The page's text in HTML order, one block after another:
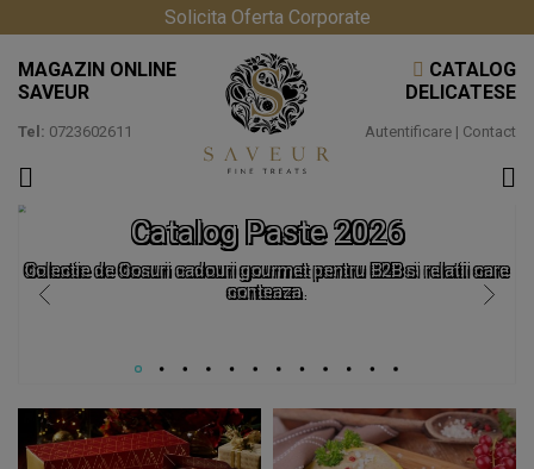
Solicita Oferta Corporate
MAGAZIN ONLINE
SAVEUR
Tel: 0723602611
CATALOG
DELICATESE
Autentificare | Contact
Catalog Paste 2026
Colectie de Cosuri cadouri gourmet pentru B2B si relatii care
conteaza.